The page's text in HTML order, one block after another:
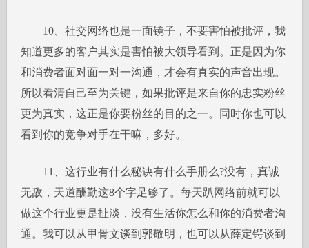
10、社交网络也是一面镜子，不要害怕被批评，我
知道更多的客户其实是害怕被大领导看到。正是因为你
和消费者面对面一对一沟通，才会有真实的声音出现。
所以看清自己至为关键，如果批评是来自你的忠实粉丝
更为真实，这正是你要粉丝的目的之一。同时你也可以
看到你的竞争对手在干嘛，多好。
11、这行业有什么秘诀有什么手册么?没有，真诚
无敌，天道酬勤这8个字足够了。每天趴网络前就可以
做这个行业更是扯淡，没有生活你怎么和你的消费者沟
通。我可以从甲骨文谈到郭敬明，也可以从薛定锷谈到